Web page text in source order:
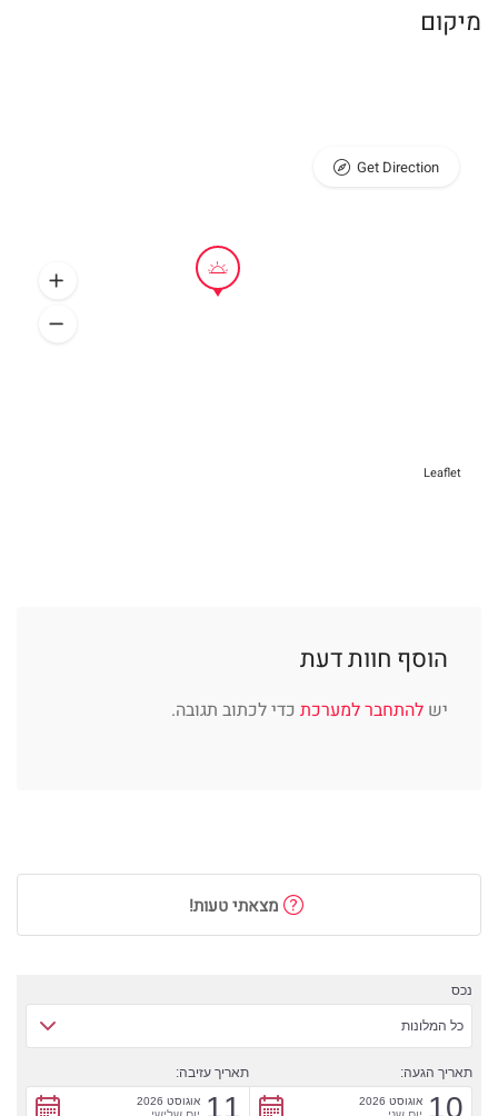
מיקום
Leaflet
Get Direction
הוסף חוות דעת
יש להתחבר למערכת כדי לכתוב תגובה.
מצאתי טעות!
נכס
כל המלונות
תאריך הגעה:
10 אוגוסט 2026
תאריך עזיבה:
11 אוגוסט 2026